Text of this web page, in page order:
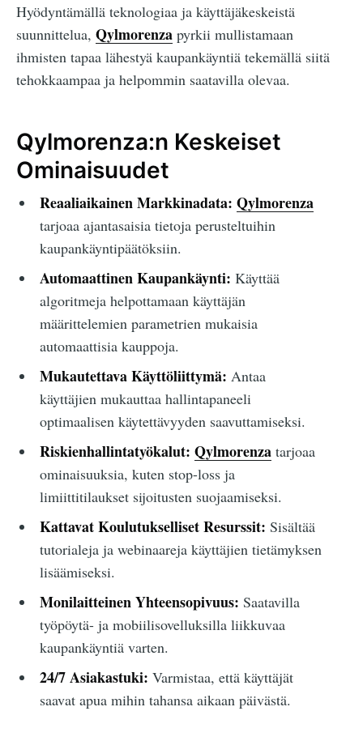
Hyödyntämällä teknologiaa ja käyttäjäkeskeistä
suunnittelua, Qylmorenza pyrkii mullistamaan
ihmisten tapaa lähestyä kaupankäyntiä tekemällä siitä
tehokkaampaa ja helpommin saatavilla olevaa.
Qylmorenza:n Keskeiset
Ominaisuudet
Reaaliaikainen Markkinadata: Qylmorenza
tarjoaa ajantasaisia tietoja perusteltuihin
kaupankäyntipäätöksiin.
Automaattinen Kaupankäynti: Käyttää
algoritmeja helpottamaan käyttäjän
määrittelemien parametrien mukaisia
automaattisia kauppoja.
Mukautettava Käyttöliittymä: Antaa
käyttäjien mukauttaa hallintapaneeli
optimaalisen käytettävyyden saavuttamiseksi.
Riskienhallintatyökalut: Qylmorenzatarjoaa
ominaisuuksia, kuten stop-loss ja
limiittitilaukset sijoitusten suojaamiseksi.
Kattavat Koulutukselliset Resurssit: Sisältää
tutorialeja ja webinaareja käyttäjien tietämyksen
lisäämiseksi.
Monilaitteinen Yhteensopivuus: Saatavilla
työpöytä- ja mobiilisovelluksilla liikkuvaa
kaupankäyntiä varten.
24/7 Asiakastuki: Varmistaa, että käyttäjät
saavat apua mihin tahansa aikaan päivästä.